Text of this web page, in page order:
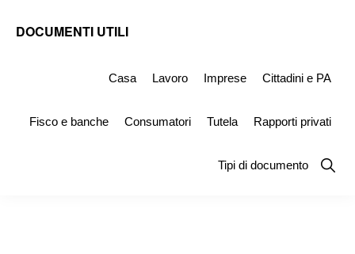
DOCUMENTI UTILI
Simile
Casa Lavoro Imprese Cittadini e PA
Fisco e banche Consumatori Tutela Rapporti privati
Tipi di documento
Show